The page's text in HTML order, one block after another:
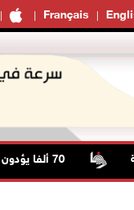
Français
70 ألفا يؤدون صلاة الجمعة في المسجد الأقصى